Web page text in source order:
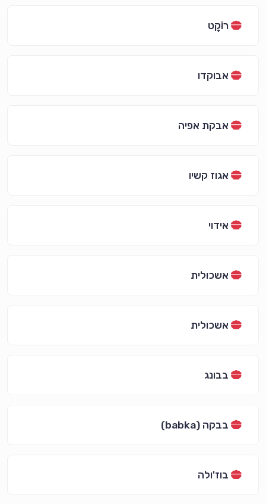
רוֹקֶט
אבוקדו
אבקת אפיה
אגוז קשיו
אידוי
אשכולית
אשכולית
בבונג
בבקה (babka)
בוז'ולה